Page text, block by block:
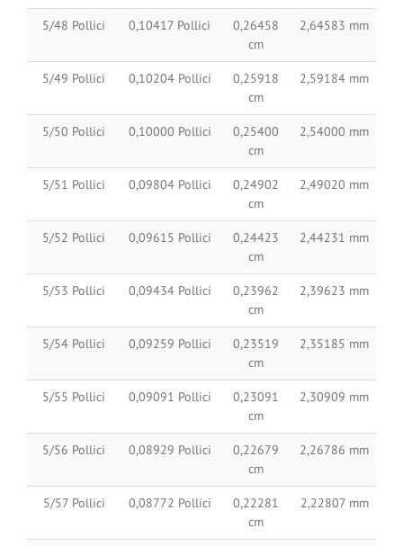
5/48 Pollici 0,10417 Pollici
0,26458
cm
2,64583 mm
5/49 Pollici 0,10204 Pollici
0,25918
cm
2,59184 mm
5/50 Pollici 0,10000 Pollici
0,25400
cm
2,54000 mm
5/51 Pollici 0,09804 Pollici
0,24902
cm
2,49020 mm
5/52 Pollici 0,09615 Pollici
0,24423
cm
2,44231 mm
5/53 Pollici 0,09434 Pollici
0,23962
cm
2,39623 mm
5/54 Pollici 0,09259 Pollici
0,23519
cm
2,35185 mm
5/55 Pollici 0,09091 Pollici
0,23091
cm
2,30909 mm
5/56 Pollici 0,08929 Pollici
0,22679
cm
2,26786 mm
5/57 Pollici 0,08772 Pollici
0,22281
cm
2,22807 mm